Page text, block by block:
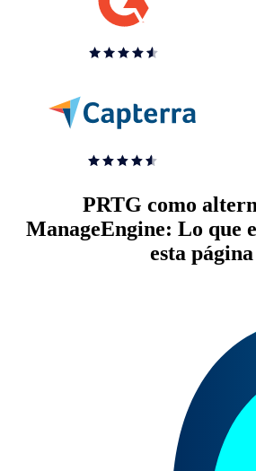
PRTG como
ManageEngine: Lo que
esta página